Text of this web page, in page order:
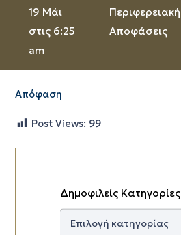
19 Μάι
στις 6:25
am
Περιφερειακή
Αποφάσεις
Απόφαση
Post Views: 99
Δημοφιλείς Κατηγορίες
Δημοφιλείς